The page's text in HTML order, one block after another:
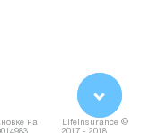
на
LifeInsurance ©